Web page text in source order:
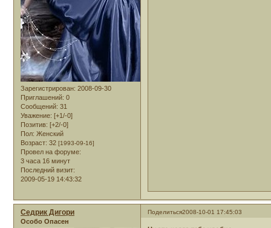
Зарегистрирован: 2008-09-30
Приглашений: 0
Сообщений: 31
Уважение: [+1/-0]
Позитив: [+2/-0]
Пол: Женский
Возраст: 32 [1993-09-16]
Провел на форуме:
3 часа 16 минут
Последний визит:
2009-05-19 14:43:32
Поделиться2008-10-01 17:45:03
Седрик Дигори
Особо Опасен